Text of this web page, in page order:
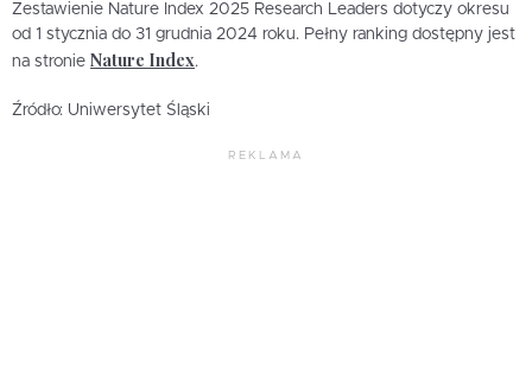
Zestawienie Nature Index 2025 Research Leaders dotyczy okresu
od 1 stycznia do 31 grudnia 2024 roku. Pełny ranking dostępny jest
na stronie Nature Index.
Źródło: Uniwersytet Śląski
REKLAMA